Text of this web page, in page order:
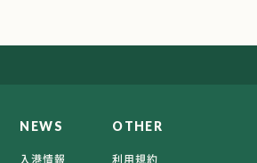
NEWS
入港情報
OTHER
利用規約